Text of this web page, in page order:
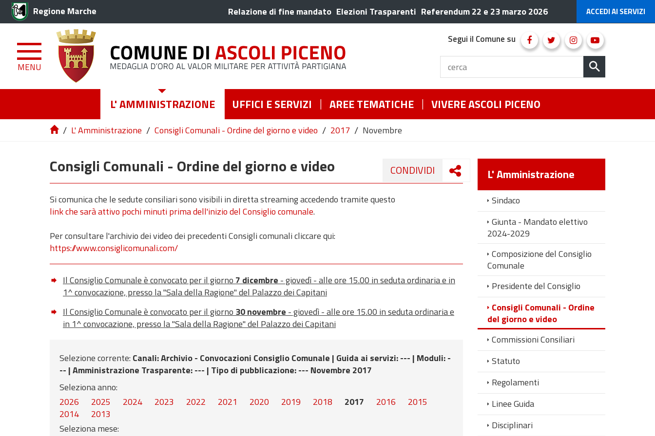
Regione Marche Relazione di fine mandato Elezioni Trasparenti Referendum 22 e 23 marzo 2026 ACCEDI AI SERVIZI
MENU
Segui il Comune su
L' AMMINISTRAZIONE UFFICI E SERVIZI AREE TEMATICHE VIVERE ASCOLI PICENO
/ L' Amministrazione / Consigli Comunali - Ordine del giorno e video / 2017 / Novembre
CONDIVIDI
Consigli Comunali - Ordine del giorno e video
Si comunica che le sedute consiliari sono visibili in diretta streaming accedendo tramite questo
link che sarà attivo pochi minuti prima dell'inizio del Consiglio comunale.
Per consultare l'archivio dei video dei precedenti Consigli comunali cliccare qui:
https://www.consiglicomunali.com/
Il Consiglio Comunale è convocato per il giorno 7 dicembre - giovedì - alle ore 15.00 in seduta ordinaria e in
1^ convocazione, presso la "Sala della Ragione" del Palazzo dei Capitani
Il Consiglio Comunale è convocato per il giorno 30 novembre - giovedì - alle ore 15.00 in seduta ordinaria e
in 1^ convocazione, presso la "Sala della Ragione" del Palazzo dei Capitani
Selezione corrente: Canali: Archivio - Convocazioni Consiglio Comunale | Guida ai servizi: --- | Moduli: -
-- |Amministrazione Trasparente: --- | Tipo di pubblicazione: --- Novembre 2017
Seleziona anno:
2026
2025 2024 2023 2022 2021 2020 2019 2018 2017 2016
2015
2014
2013
Seleziona mese:
L' Amministrazione
Sindaco
Giunta - Mandato elettivo
2024-2029
Composizione del Consiglio
Comunale
Presidente del Consiglio
Consigli Comunali - Ordine
del giorno e video
Commissioni Consiliari
Statuto
Regolamenti
Linee Guida
Disciplinari